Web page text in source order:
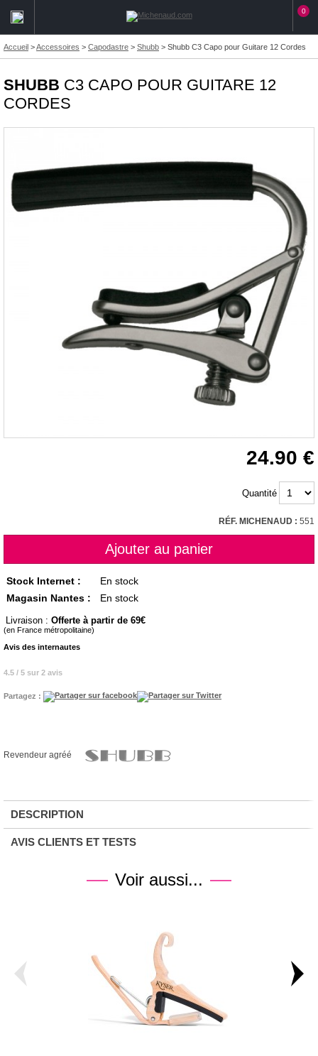
0
Accueil >Accessoires > Capodastre > Shubb > Shubb C3 Capo pour Guitare 12 Cordes
SHUBB C3 CAPO POUR GUITARE 12
CORDES
24.90
Quantité
RÉF. MICHENAUD : 551
Stock Internet :
En stock
Magasin Nantes :
En stock
Livraison : Offerte à partir de 69
(en France métropolitaine)
Avis des internautes
4.5 / 5 sur 2 avis
Partagez :
Revendeur agréé
DESCRIPTION
AVIS CLIENTS ET TESTS
Voir aussi...